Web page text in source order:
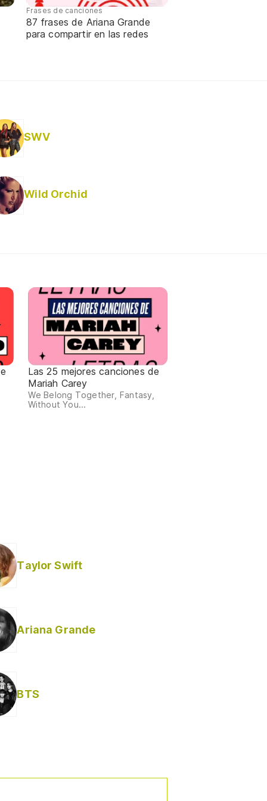
Frases de canciones
87 frases de Ariana Grande
para compartir en las redes
SWV
Wild Orchid
Las 25 mejores canciones de
Mariah Carey
We Belong Together, Fantasy,
Without You...
Taylor Swift
Ariana Grande
BTS